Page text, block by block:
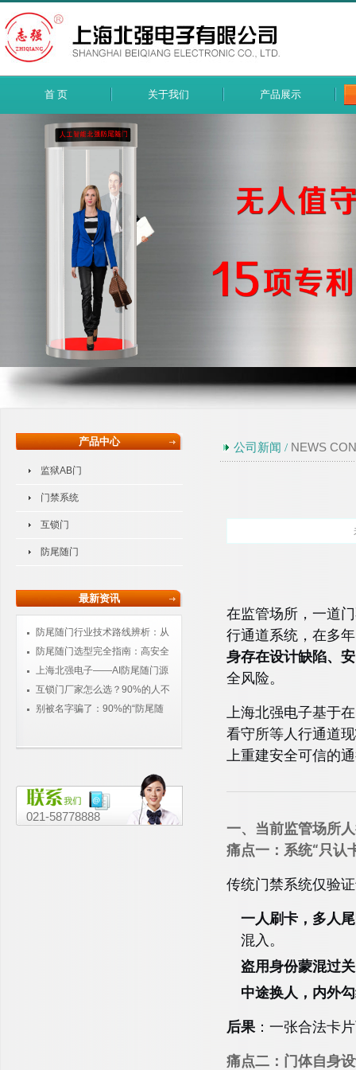
首 页 关于我们 产品展示
产品中心
监狱AB门
门禁系统
互锁门
防尾随门
最新资讯
防尾随门行业技术路线辨析：从
物理隔离到智能感知的进化
防尾随门选型完全指南：高安全
场所采购必读
上海北强电子——AI防尾随门源
头厂家，核心技术自主可控
互锁门厂家怎么选？90%的人不
知道：普通互锁门根本防不住尾随
别被名字骗了：90%的“防尾随
真相
021-58778888
公司新闻 / NEWS
在监管场所，一道
行通道系统，在多
身存在设计缺陷、
全风险。
上海北强电子基于
看守所等人行通道
上重建安全可信的
一、当前监管场所
痛点一：系统“只认
传统门禁系统仅验
一人刷卡，多人
混入。
盗用身份蒙混过关
中途换人，内外
后果 ：一张合法卡
痛点二：门体自身